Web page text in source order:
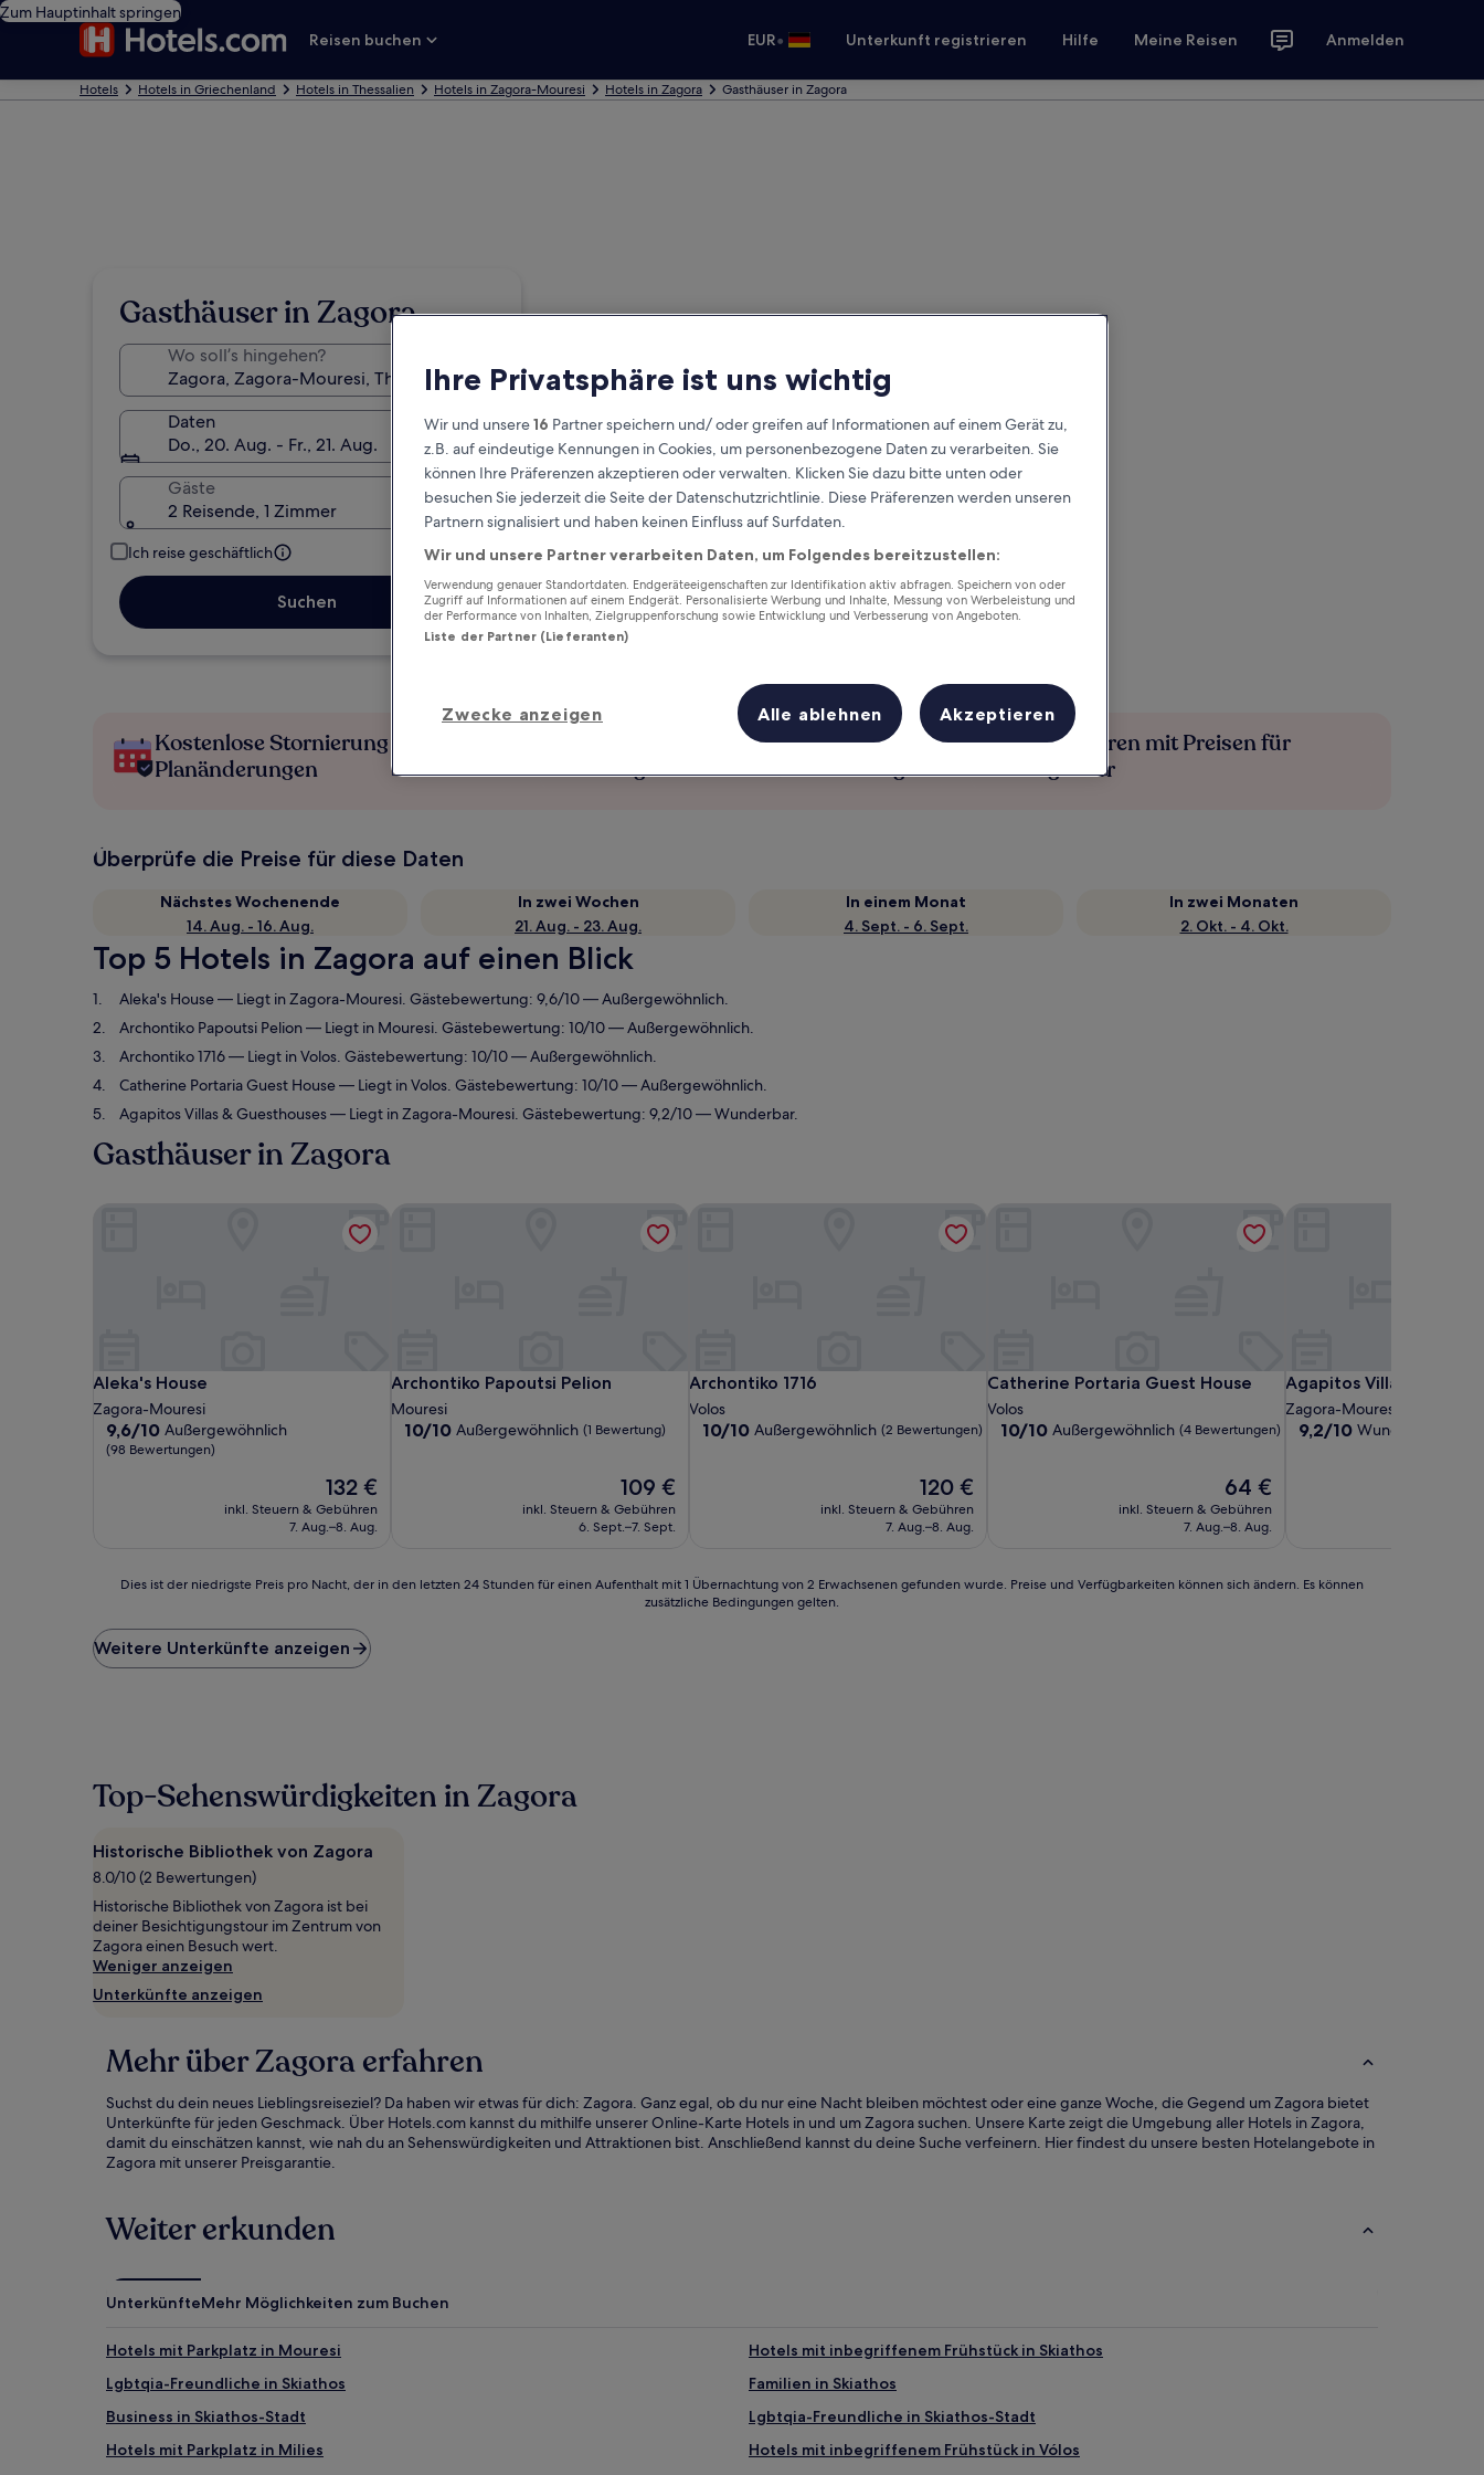
Zum Hauptinhalt springen
Reisen buchen
EUR• Unterkunft registrieren Hilfe Meine Reisen Anmelden
Hotels Hotels in Griechenland Hotels in Thessalien Hotels in Zagora-Mouresi Hotels in Zagora Gasthäuser in Zagora
Gasthäuser in Zagora
Wo soll’s hingehen?
Daten
Do., 20. Aug. - Fr., 21. Aug.
Gäste
2 Reisende, 1 Zimmer
Ich reise geschäftlich
Suchen
Kostenlose Stornierung bei
Planänderungen
Verdiene Prämien für jede
wahrgenommene Übernachtung
Mehr sparen mit Preisen für
Mitglieder
Überprüfe die Preise für diese Daten
Nächstes Wochenende
14. Aug. - 16. Aug.
In zwei Wochen
21. Aug. - 23. Aug.
In einem Monat
4. Sept. - 6. Sept.
In zwei Monaten
2. Okt. - 4. Okt.
Top 5 Hotels in Zagora auf einen Blick
Aleka's House— Liegt in Zagora-Mouresi. Gästebewertung: 9,6/10 — Außergewöhnlich.
Archontiko Papoutsi Pelion— Liegt in Mouresi. Gästebewertung: 10/10 — Außergewöhnlich.
Archontiko 1716— Liegt in Volos. Gästebewertung: 10/10 — Außergewöhnlich.
Catherine Portaria Guest House— Liegt in Volos. Gästebewertung: 10/10 — Außergewöhnlich.
Agapitos Villas & Guesthouses— Liegt in Zagora-Mouresi. Gästebewertung: 9,2/10 — Wunderbar.
Gasthäuser in Zagora
Aleka's House
Aleka's House
Zagora-Mouresi
9.6
von
9,6/10 Außergewöhnlich
(98 Bewertungen)
Der
Preis
beträgt
132 €
inkl. Steuern & Gebühren
7. Aug.–8. Aug.
Archontiko Papoutsi Pelion
Archontiko Papoutsi Pelion
Mouresi
10.0
10/10 Außergewöhnlich (1 Bewertung)
Der
Preis
beträgt
109 €
inkl. Steuern & Gebühren
6. Sept.–7. Sept.
Archontiko 1716
Archontiko 1716
Volos
10.0
10/10 Außergewöhnlich (2 Bewertungen)
Der
Preis
beträgt
120 €
inkl. Steuern & Gebühren
7. Aug.–8. Aug.
Catherine Portaria Guest House
Catherine Portaria Guest House
Volos
10.0
10/10 Außergewöhnlich (4 Bewertungen)
Der
Preis
beträgt
64 €
inkl. Steuern & Gebühren
7. Aug.–8. Aug.
Agapitos Villas &
Agapitos Villas &
Zagora-Mouresi
9.2
9,2/10 Wunderbar
der
niedrigste
Preis
letzten
24 Stunden
einen
Aufenthalt
mit
1 Übernachtung
von
2 Erwachsenen
gefunden
Preise
können
ändern.
können
zusätzliche
Dies ist der niedrigste Preis pro Nacht, der in den letzten 24 Stunden für einen Aufenthalt mit 1 Übernachtung von 2 Erwachsenen gefunden wurde. Preise und Verfügbarkeiten können sich ändern. Es können
zusätzliche Bedingungen gelten.
Weitere Unterkünfte anzeigen
Top-Sehenswürdigkeiten in Zagora
Historische Bibliothek von Zagora
8.0/10 (2 Bewertungen)
Historische Bibliothek von Zagora ist bei
deiner Besichtigungstour im Zentrum von
Zagora einen Besuch wert.
Weniger anzeigen
Unterkünfte anzeigen
Mehr über Zagora erfahren
Suchst du dein neues Lieblingsreiseziel? Da haben wir etwas für dich: Zagora. Ganz egal, ob du nur eine Nacht bleiben möchtest oder eine ganze Woche, die Gegend um Zagora bietet
Unterkünfte für jeden Geschmack. Über Hotels.com kannst du mithilfe unserer Online-Karte Hotels in und um Zagora suchen. Unsere Karte zeigt die Umgebung aller Hotels in Zagora,
damit du einschätzen kannst, wie nah du an Sehenswürdigkeiten und Attraktionen bist. Anschließend kannst du deine Suche verfeinern. Hier findest du unsere besten Hotelangebote in
Zagora mit unserer Preisgarantie.
Weiter erkunden
UnterkünfteMehr Möglichkeiten zum Buchen
Hotels mit Parkplatz in Mouresi
Hotels mit inbegriffenem Frühstück in Skiathos
Lgbtqia-Freundliche in Skiathos
Familien in Skiathos
Business in Skiathos-Stadt
Lgbtqia-Freundliche in Skiathos-Stadt
Hotels mit Parkplatz in Milies
Hotels mit inbegriffenem Frühstück in Vólos
Ihre Privatsphäre ist uns wichtig
Wir und unsere16 Partner speichern und/ oder greifen auf Informationen auf einem Gerät zu,
z.B. auf eindeutige Kennungen in Cookies, um personenbezogene Daten zu verarbeiten. Sie
können Ihre Präferenzen akzeptieren oder verwalten. Klicken Sie dazu bitte unten oder
besuchen Sie jederzeit die Seite der Datenschutzrichtlinie. Diese Präferenzen werden unseren
Partnern signalisiert und haben keinen Einfluss auf Surfdaten.
Wir und unsere Partner verarbeiten Daten, um Folgendes bereitzustellen:
Verwendung genauer Standortdaten. Endgeräteeigenschaften zur Identifikation aktiv abfragen. Speichern von oder
Zugriff auf Informationen auf einem Endgerät. Personalisierte Werbung und Inhalte, Messung von Werbeleistung und
der Performance von Inhalten, Zielgruppenforschung sowie Entwicklung und Verbesserung von Angeboten.
Liste der Partner (Lieferanten)
Zwecke anzeigen Alle ablehnen Akzeptieren